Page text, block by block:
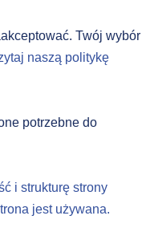
Twój wybór
naszą politykę
potrzebne do
i strukturę strony
jest używana.